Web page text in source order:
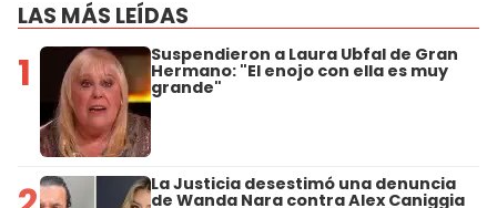
LAS MÁS LEÍDAS
1 Suspendieron a Laura Ubfal de Gran
Hermano: "El enojo con ella es muy
grande"
La Justicia desestimó una denuncia
de Wanda Nara contra Alex Caniggia